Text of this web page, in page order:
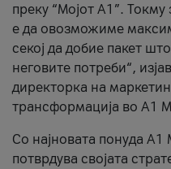
преку “Мојот А1”.
е да овозможиме
секој да добие пакет
неговите потреби“,
директорка на
трансформација во А1
Со најновата понуда А1
потврдува својата